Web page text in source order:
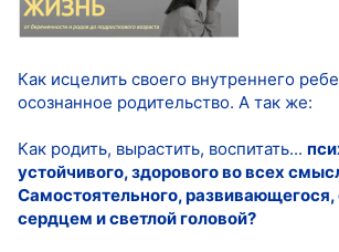
Как исцелить своего внутреннего
осознанное родительство. А так же:
Как родить, вырастить, воспитать...
устойчивого, здорового во всех
Самостоятельного,
сердцем и светлой головой?